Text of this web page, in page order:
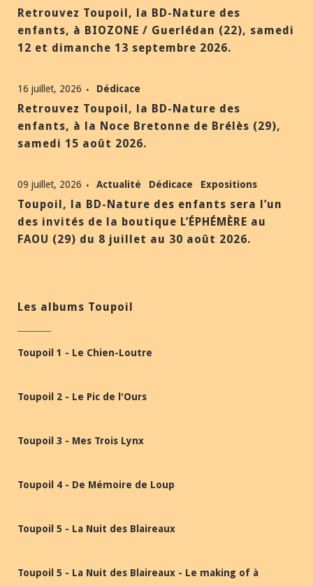
Retrouvez Toupoil, la BD-Nature des
enfants, à BIOZONE / Guerlédan (22), samedi
12 et dimanche 13 septembre 2026.
16 juillet, 2026 Dédicace
Retrouvez Toupoil, la BD-Nature des
enfants, à la Noce Bretonne de Brélès (29),
samedi 15 août 2026.
09 juillet, 2026 Actualité Dédicace Expositions
Toupoil, la BD-Nature des enfants sera l’un
des invités de la boutique L’ÉPHÉMÈRE au
FAOU (29) du 8 juillet au 30 août 2026.
Les albums Toupoil
Toupoil 1 - Le Chien-Loutre
Toupoil 2 - Le Pic de l'Ours
Toupoil 3 - Mes Trois Lynx
Toupoil 4 - De Mémoire de Loup
Toupoil 5 - La Nuit des Blaireaux
Toupoil 5 - La Nuit des Blaireaux - Le making of à